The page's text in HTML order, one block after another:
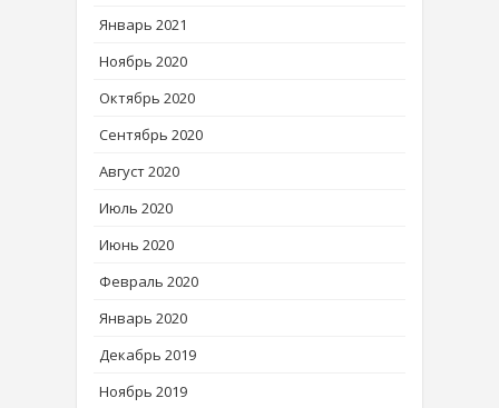
Январь 2021
Ноябрь 2020
Октябрь 2020
Сентябрь 2020
Август 2020
Июль 2020
Июнь 2020
Февраль 2020
Январь 2020
Декабрь 2019
Ноябрь 2019